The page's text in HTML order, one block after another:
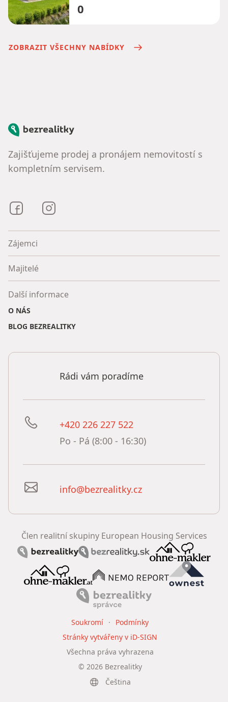
0
ZOBRAZIT VŠECHNY NABÍDKY
Bezrealitky
Zajišťujeme prodej a pronájem nemovitostí s
kompletním servisem.
Bezrealitky na Facebooku
Zájemci
Majitelé
Další informace
O NÁS
BLOG BEZREALITKY
Rádi vám poradíme
+420 226 227 522
Po - Pá (8:00 - 16:30)
info@bezrealitky.cz
Člen realitní skupiny European Housing Services
© 2026Bezrealitky
Všechna práva vyhrazena
Soukromí
Podmínky
Stránky vytvářeny v iD-SIGN
Čeština